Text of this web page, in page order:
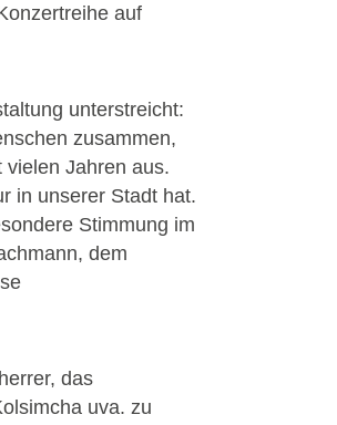
auf
unterstreicht:
zusammen,
vielen Jahren aus.
in unserer Stadt hat.
Stimmung im
dem
das
uva. zu